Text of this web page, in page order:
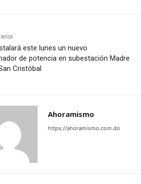
este lunes un nuevo
de potencia en subestación Madre
Cristóbal
Ahoramismo
https://ahoramismo.com.do